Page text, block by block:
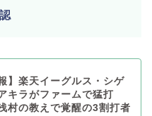
】楽天イーグルス・シゲ
キラがファームで猛打
村の教えで覚醒の3割打者